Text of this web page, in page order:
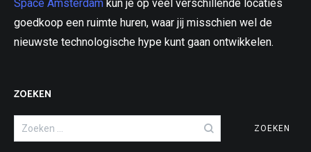
Space Amsterdam kun je op veel verschillende locaties
goedkoop een ruimte huren, waar jij misschien wel de
nieuwste technologische hype kunt gaan ontwikkelen.
ZOEKEN
Zoeken
naar: